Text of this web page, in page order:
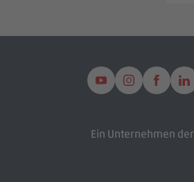
Ein Unternehmen der